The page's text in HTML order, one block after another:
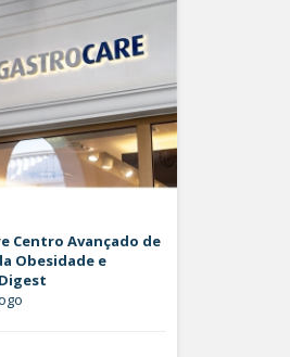
Centro Avançado de
Obesidade e